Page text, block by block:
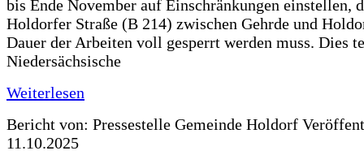
bis Ende November auf Einschränkungen einstellen,
Holdorfer Straße (B 214) zwischen Gehrde und
Dauer der Arbeiten voll gesperrt werden muss. Dies
Niedersächsische
Weiterlesen
Bericht von: Pressestelle Gemeinde Holdorf
11.10.2025